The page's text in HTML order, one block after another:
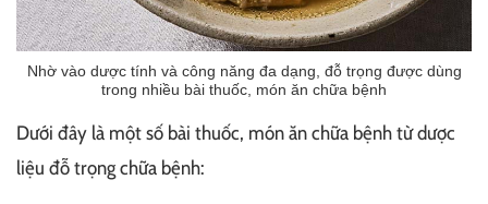
Nhờ vào dược tính và công năng đa dạng, đỗ trọng được dùng
trong nhiều bài thuốc, món ăn chữa bệnh
Dưới đây là một số bài thuốc, món ăn chữa bệnh từ dược
liệu đỗ trọng chữa bệnh: